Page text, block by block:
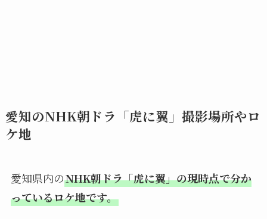
愛知のNHK朝ドラ「虎に翼」撮影場所やロ
ケ地
愛知県内のNHK朝ドラ「虎に翼」の現時点で分か
っているロケ地です。